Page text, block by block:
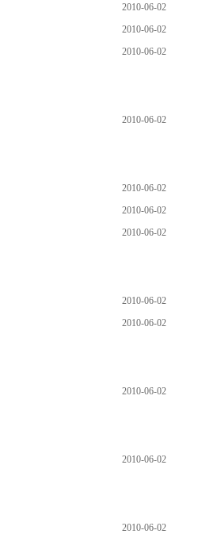
2010-06-02
2010-06-02
2010-06-02
2010-06-02
2010-06-02
2010-06-02
2010-06-02
2010-06-02
2010-06-02
2010-06-02
2010-06-02
2010-06-02